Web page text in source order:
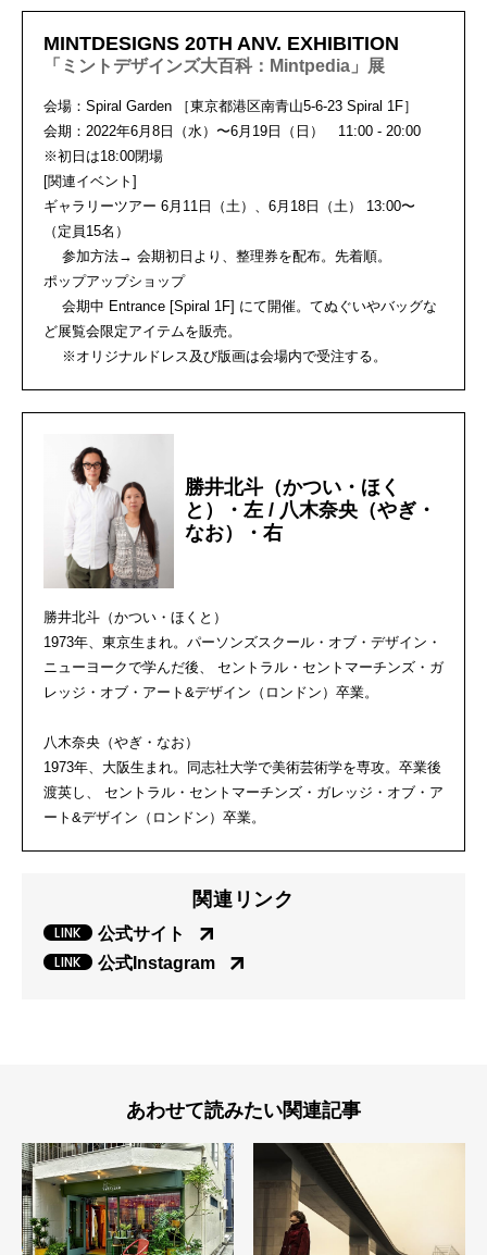
MINTDESIGNS 20TH ANV. EXHIBITION
「ミントデザインズ大百科：Mintpedia」展
会場：Spiral Garden ［東京都港区南青山5-6-23 Spiral 1F］
会期：2022年6月8日（水）〜6月19日（日） 11:00 - 20:00
※初日は18:00閉場
[関連イベント]
ギャラリーツアー 6月11日（土）、6月18日（土） 13:00〜
（定員15名）
参加方法→ 会期初日より、整理券を配布。先着順。
ポップアップショップ
会期中 Entrance [Spiral 1F] にて開催。てぬぐいやバッグな
ど展覧会限定アイテムを販売。
※オリジナルドレス及び版画は会場内で受注する。
勝井北斗（かつい・ほく
と）・左 / 八木奈央（やぎ・
なお）・右
勝井北斗（かつい・ほくと）
1973年、東京生まれ。パーソンズスクール・オブ・デザイン・
ニューヨークで学んだ後、 セントラル・セントマーチンズ・ガ
レッジ・オブ・アート&デザイン（ロンドン）卒業。
八木奈央（やぎ・なお）
1973年、大阪生まれ。同志社大学で美術芸術学を専攻。 卒業後
渡英し、 セントラル・セントマーチンズ・ガレッジ・オブ・ア
ート&デザイン（ロンドン）卒業。
関連リンク
公式サイト
公式Instagram
あわせて読みたい関連記事